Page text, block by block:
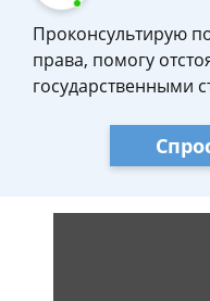
Проконсультирую
права, помогу
государственными